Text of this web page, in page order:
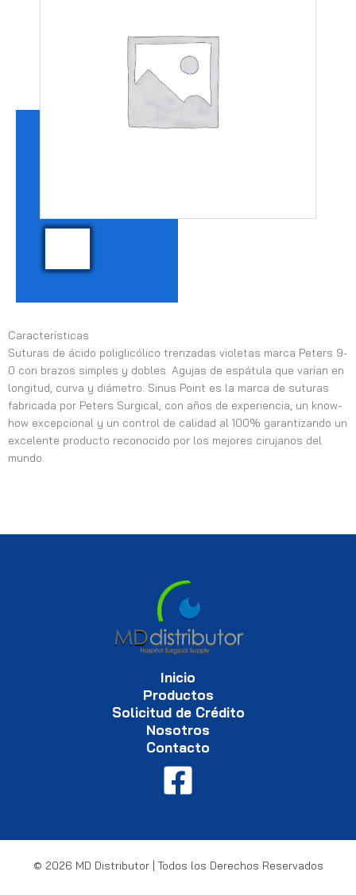
Características
Suturas de ácido poliglicólico trenzadas violetas marca Peters 9-
0 con brazos simples y dobles. Agujas de espátula que varían en
longitud, curva y diámetro. Sinus Point es la marca de suturas
fabricada por Peters Surgical, con años de experiencia, un know-
how excepcional y un control de calidad al 100% garantizando un
excelente producto reconocido por los mejores cirujanos del
mundo.
Inicio
Productos
Solicitud de Crédito
Nosotros
Contacto
© 2026 MD Distributor | Todos los Derechos Reservados